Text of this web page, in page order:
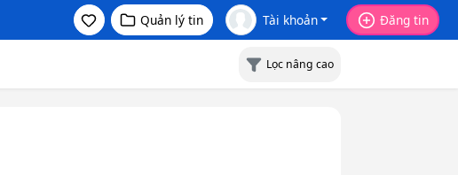
Quản lý tin Tài khoản Đăng tin
Lọc nâng cao